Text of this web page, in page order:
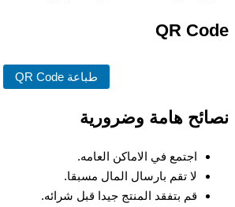
QR Code
طباعة QR Code
نصائح هامة وضرورية
اجتمع في الاماكن العامه.
لا تقم بارسال المال مسبقا.
قم بتفقد المنتج جيدا قبل شرائه.